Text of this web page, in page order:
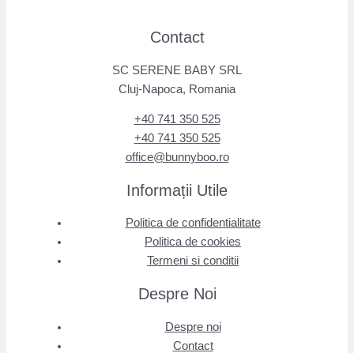
Contact
SC SERENE BABY SRL
Cluj-Napoca, Romania
+40 741 350 525
+40 741 350 525
office@bunnyboo.ro
Informații Utile
Politica de confidentialitate
Politica de cookies
Termeni si conditii
Despre Noi
Despre noi
Contact